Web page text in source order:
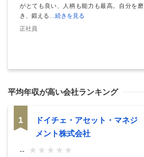
がとても良い、人柄も能力も最高。自分を磨
き、鍛える …続きを見る
正社員
平均年収が高い会社ランキング
1
ドイチェ・アセット・マネジ
メント株式会社
--